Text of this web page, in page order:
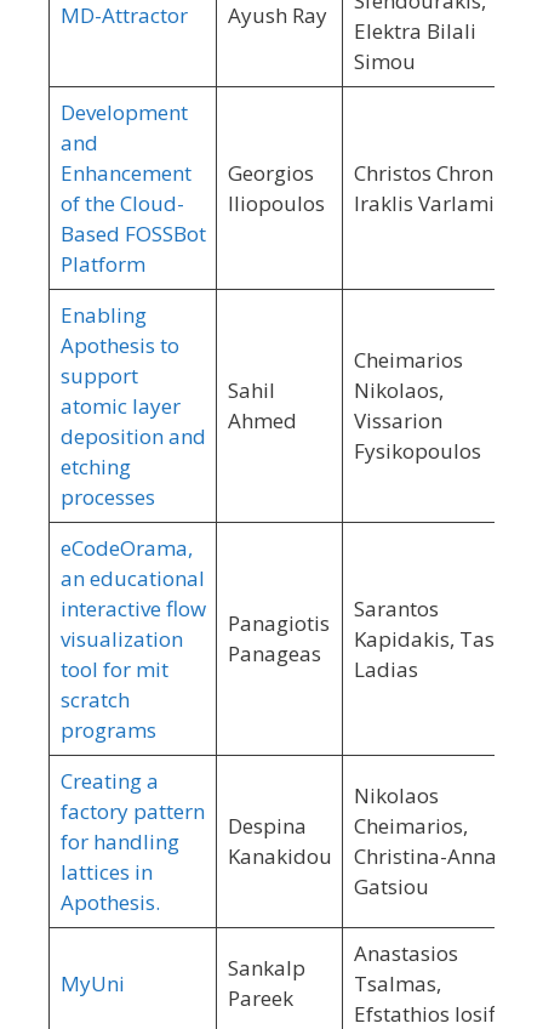
MD-Attractor Ayush Ray
Elektra Bilali
Simou
Development
and
Enhancement
of the Cloud-
Based FOSSBot
Platform
Georgios
Iliopoulos
Christos Chronis,
Iraklis Varlamis
Enabling
Apothesis to
support
atomic layer
deposition and
etching
processes
Sahil
Ahmed
Cheimarios
Nikolaos,
Vissarion
Fysikopoulos
eCodeOrama,
an educational
interactive flow
visualization
tool for mit
scratch
programs
Panagiotis
Panageas
Sarantos
Kapidakis, Tasos
Ladias
Creating a
factory pattern
for handling
lattices in
Apothesis.
Despina
Kanakidou
Nikolaos
Cheimarios,
Christina-Anna
Gatsiou
MyUni
Sankalp
Pareek
Anastasios
Tsalmas,
Efstathios Iosifidis